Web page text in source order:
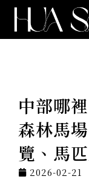
中部哪
森林馬
覽、馬
2026-02-21